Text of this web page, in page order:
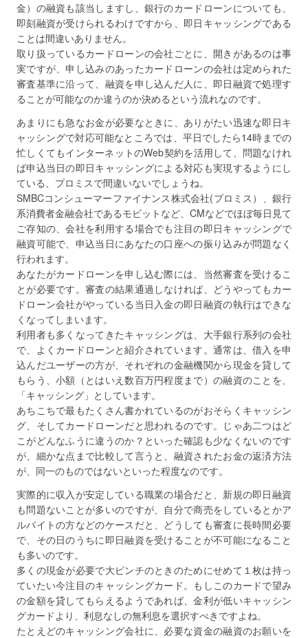
金）の融資も該当しますし、銀行のカードローンについても、
即刻融資が受けられるわけですから、即日キャッシングである
ことは間違いありません。
取り扱っているカードローンの会社ごとに、開きがあるのは事
実ですが、申し込みのあったカードローンの会社は定められた
審査基準に沿って、融資を申し込んだ人に、即日融資で処理す
ることが可能なのか違うのか決めるという流れなのです。
あまりにも急なお金が必要なときに、ありがたい迅速な即日キ
ャッシングで対応可能なところでは、平日でしたら14時までの
忙しくてもインターネットのWeb契約を活用して、問題なけれ
ば申込当日の即日キャッシングによる対応も実現するようにし
ている、プロミスで間違いないでしょうね。
SMBCコンシューマーファイナンス株式会社(プロミス）、銀行
系消費者金融会社であるモビットなど、CMなどでほぼ毎日見て
ご存知の、会社を利用する場合でも注目の即日キャッシングで
融資可能で、申込当日にあなたの口座への振り込みが問題なく
行われます。
あなたがカードローンを申し込む際には、当然審査を受けるこ
とが必要です。審査の結果通過しなければ、どうやってもカー
ドローン会社がやっている当日入金の即日融資の執行はできな
くなってしまいます。
利用者も多くなってきたキャッシングは、大手銀行系列の会社
で、よくカードローンと紹介されています。通常は、借入を申
込んだユーザーの方が、それぞれの金融機関から現金を貸して
もらう、小額（とはいえ数百万円程度まで）の融資のことを、
「キャッシング」としています。
あちこちで最もたくさん書かれているのがおそらくキャッシン
グ、そしてカードローンだと思われるのです。じゃあ二つはど
こがどんなふうに違うのか？といった確認も少なくないのです
が、細かな点まで比較して言うと、融資されたお金の返済方法
が、同一のものではないといった程度なのです。
実際的に収入が安定している職業の場合だと、新規の即日融資
も問題ないことが多いのですが、自分で商売をしているとかア
ルバイトの方などのケースだと、どうしても審査に長時間必要
で、その日のうちに即日融資を受けることが不可能になること
も多いのです。
多くの現金が必要で大ピンチのときのためにせめて１枚は持っ
ていたい今注目のキャッシングカード。もしこのカードで望み
の金額を貸してもらえるようであれば、金利が低いキャッシン
グカードより、利息なしの無利息を選択すべきですよね。
たとえどのキャッシング会社に、必要な資金の融資のお願いを